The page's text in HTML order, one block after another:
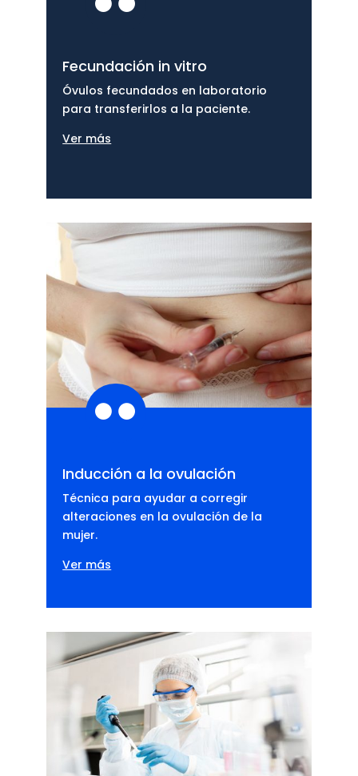
Fecundación in vitro
Óvulos fecundados en laboratorio
para transferirlos a la paciente.
Ver más

Inducción a la ovulación
Técnica para ayudar a corregir
alteraciones en la ovulación de la
mujer.
Ver más